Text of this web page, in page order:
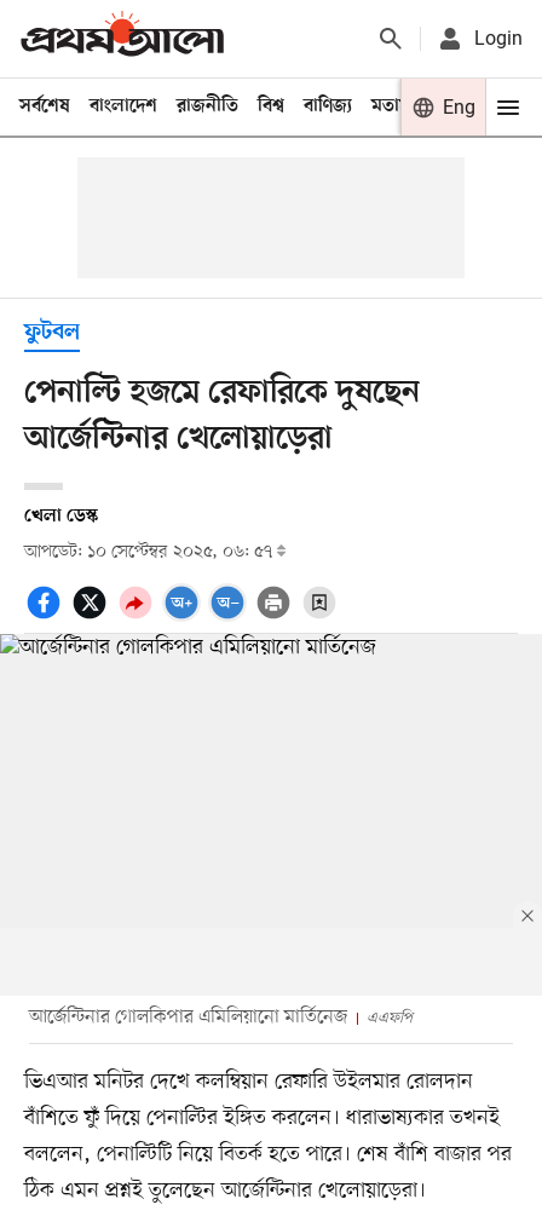
Login
সর্বশেষ বাংলাদেশ রাজনীতি বিশ্ব বাণিজ্য মতামত খেলা
Eng
ফুটবল
পেনাল্টি হজমে রেফারিকে দুষছেন
আর্জেন্টিনার খেলোয়াড়েরা
খেলা ডেস্ক
আপডেট: ১০ সেপ্টেম্বর ২০২৫, ০৬: ৫৭
আর্জেন্টিনার গোলকিপার এমিলিয়ানো মার্তিনেজ এএফপি
ভিএআর মনিটর দেখে কলম্বিয়ান রেফারি উইলমার রোলদান
বাঁশিতে ফুঁ দিয়ে পেনাল্টির ইঙ্গিত করলেন। ধারাভাষ্যকার তখনই
বললেন, পেনাল্টিটি নিয়ে বিতর্ক হতে পারে। শেষ বাঁশি বাজার পর
ঠিক এমন প্রশ্নই তুলেছেন আর্জেন্টিনার খেলোয়াড়েরা।